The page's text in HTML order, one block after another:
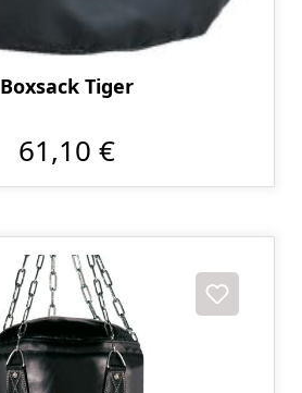
Boxsack Tiger
61,10 €